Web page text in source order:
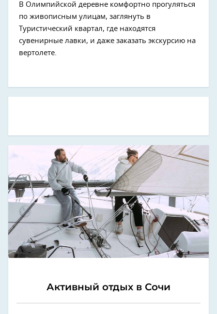
В Олимпийской деревне комфортно прогуляться
по живописным улицам, заглянуть в
Туристический квартал, где находятся
сувенирные лавки, и даже заказать экскурсию на
вертолете.
Активный отдых в Сочи